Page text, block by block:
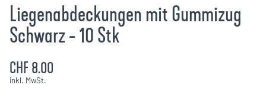
Liegenabdeckungen mit Gummizug
Schwarz - 10 Stk
CHF 8.00
inkl. MwSt.